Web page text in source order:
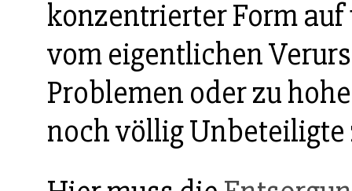
konzentrierter Form
vom eigentlichen
Problemen oder zu
noch völlig Unbeteiligte